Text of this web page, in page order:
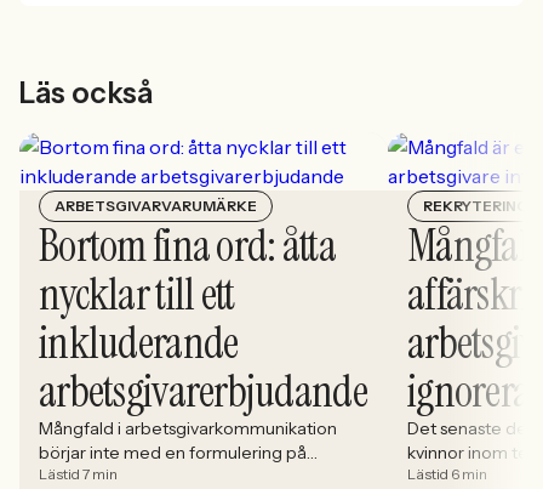
Läs också
ARBETSGIVARVARUMÄRKE
Bortom fina ord: åtta
nycklar till ett
inkluderande
arbetsgivarerbjudande
Mångfald i arbetsgivarkommunikation
börjar inte med en formulering på
karriärsidan. Den börjar i hur rekryteringen
Lästid 7 min
REKRYTERING
ignorera
Det senaste
kvinnor inom
stadigt på 30%.
Lästid 6 min